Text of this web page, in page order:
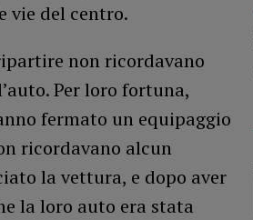
vie del centro.
non ricordavano
Per loro fortuna,
fermato un equipaggio
ricordavano alcun
la vettura, e dopo aver
la loro auto era stata